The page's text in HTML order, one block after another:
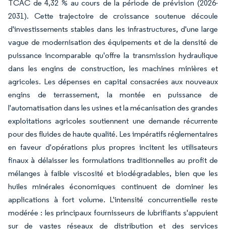
TCAC de 4,32 % au cours de la période de prévision (2026-
2031). Cette trajectoire de croissance soutenue découle
d'investissements stables dans les infrastructures, d'une large
vague de modernisation des équipements et de la densité de
puissance incomparable qu'offre la transmission hydraulique
dans les engins de construction, les machines minières et
agricoles. Les dépenses en capital consacrées aux nouveaux
engins de terrassement, la montée en puissance de
l'automatisation dans les usines et la mécanisation des grandes
exploitations agricoles soutiennent une demande récurrente
pour des fluides de haute qualité. Les impératifs réglementaires
en faveur d'opérations plus propres incitent les utilisateurs
finaux à délaisser les formulations traditionnelles au profit de
mélanges à faible viscosité et biodégradables, bien que les
huiles minérales économiques continuent de dominer les
applications à fort volume. L'intensité concurrentielle reste
modérée : les principaux fournisseurs de lubrifiants s'appuient
sur de vastes réseaux de distribution et des services